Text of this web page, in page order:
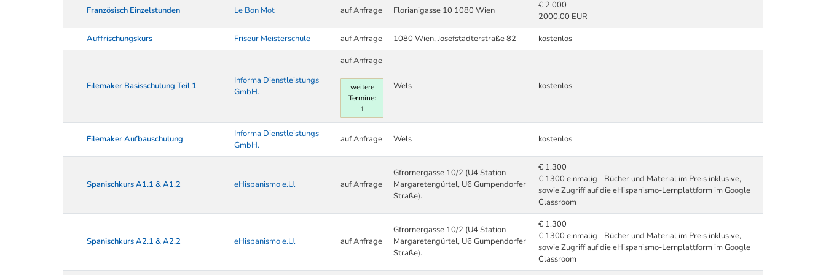
Französisch Einzelstunden Le Bon Mot auf Anfrage Florianigasse 10 1080 Wien
€ 2.000
2000,00 EUR
Auffrischungskurs
Friseur Meisterschule auf Anfrage 1080 Wien, Josefstädterstraße 82 kostenlos
Filemaker Basisschulung Teil 1
Informa Dienstleistungs
GmbH.
auf Anfrage
weitere
Termine:
1
Wels kostenlos
Filemaker Aufbauschulung
Informa Dienstleistungs
GmbH.
auf Anfrage Wels kostenlos
Spanischkurs A1.1 & A1.2 eHispanismo e.U. auf Anfrage
Gfrornergasse 10/2 (U4 Station
Margaretengürtel, U6 Gumpendorfer
Straße).
€ 1.300
€ 1300 einmalig - Bücher und Material im Preis inklusive,
sowie Zugriff auf die eHispanismo-Lernplattform im Google
Classroom
Spanischkurs A2.1 & A2.2 eHispanismo e.U. auf Anfrage
Gfrornergasse 10/2 (U4 Station
Margaretengürtel, U6 Gumpendorfer
Straße).
€ 1.300
€ 1300 einmalig - Bücher und Material im Preis inklusive,
sowie Zugriff auf die eHispanismo-Lernplattform im Google
Classroom